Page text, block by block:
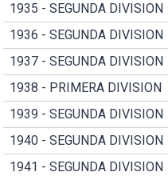
1935 - SEGUNDA DIVISION
1936 - SEGUNDA DIVISION
1937 - SEGUNDA DIVISION
1938 - PRIMERA DIVISION
1939 - SEGUNDA DIVISION
1940 - SEGUNDA DIVISION
1941 - SEGUNDA DIVISION